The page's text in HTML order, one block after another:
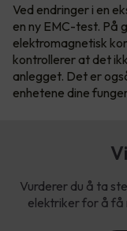
Ved endringer i en
en ny EMC-test. På
elektromagnetisk
kontrollerer at det
anlegget. Det er
enhetene dine
Vurderer du å ta
elektriker for å få